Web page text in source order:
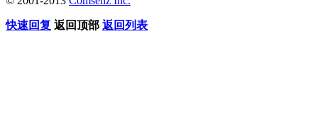
快速回复 返回顶部 返回列表